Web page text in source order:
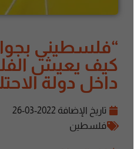
“فلسطيني
كيف يعيش
داخل دولة
تاريخ الإضافة2022-03-26
فلسطين